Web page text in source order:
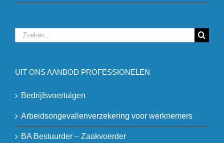
Zoeken
naar:
UIT ONS AANBOD PROFESSIONELEN
Bedrijfsvoertuigen
Arbeidsongevallenverzekering voor werknemers
BA Bestuurder – Zaakvoerder